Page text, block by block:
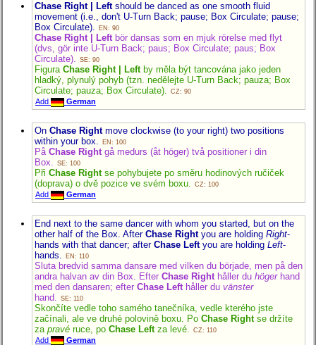
Chase Right | Leftshould be danced as one smooth fluid
movement (i.e., don't U-Turn Back; pause; Box Circulate; pause;
Box Circulate).
EN: 90
Chase Right | Leftbör dansas som en mjuk rörelse med flyt
(dvs, gör inte U-Turn Back; paus; Box Circulate; paus; Box
Circulate). SE: 90
Figura Chase Right | Leftby měla být tancována jako jeden
hladký, plynulý pohyb (tzn. nedělejte U-Turn Back; pauza; Box
Circulate; pauza; Box Circulate). CZ: 90
Add German
On Chase Rightmove clockwise (to your right) two positions
within your box.
EN: 100
På Chase Rightgå medurs (åt höger) två positioner i din
Box. SE: 100
Při Chase Rightse pohybujete po směru hodinových ručiček
(doprava) o dvě pozice ve svém boxu. CZ: 100
Add German
End next to the same dancer with whom you started, but on the
other half of the Box. After Chase Rightyou are holding Right-
hands with that dancer; after Chase Leftyou are holding Left-
hands.
EN: 110
Sluta bredvid samma dansare med vilken du började, men på den
andra halvan av din Box. Efter Chase Right håller du högerhand
med den dansaren; efter Chase Left håller du vänster
hand.
SE: 110
Skončíte vedle toho samého tanečníka, vedle kterého jste
začínali, ale ve druhé polovině boxu. Po Chase Rightse držíte
za pravé ruce, po Chase Leftza levé. CZ: 110
Add German